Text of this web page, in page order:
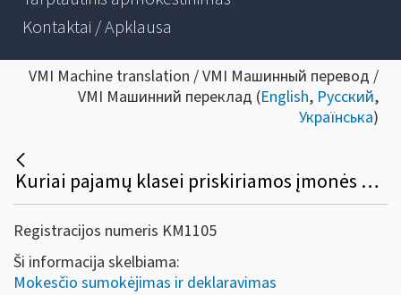
Kontaktai / Apklausa
VMI Machine translation / VMI Машинный перевод /
VMI Машинний переклад (English, Русский,
Українська)
Kuriai pajamų klasei priskiriamos įmonės nuolatiniam Lietuvos gyventojui išmokėtos išmokos už jai parduotą netinkamą eksploatuoti automobilį?
Registracijos numeris KM1105
Ši informacija skelbiama:
Mokesčio sumokėjimas ir deklaravimas